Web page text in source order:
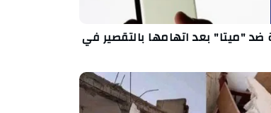
"ميتا" بعد اتهامها بالتقصير في